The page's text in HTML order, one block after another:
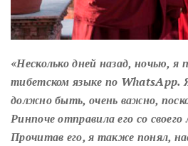
«Несколько дней назад, ночью,
тибетском языке по WhatsApp.
должно быть, очень важно,
Ринпоче отправила его со своего
Прочитав его, я также понял,